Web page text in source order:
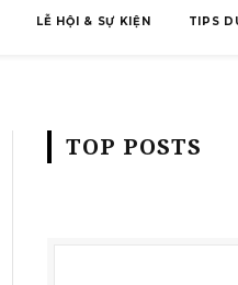
LỄ HỘI & SỰ KIỆN TIPS
TOP POSTS